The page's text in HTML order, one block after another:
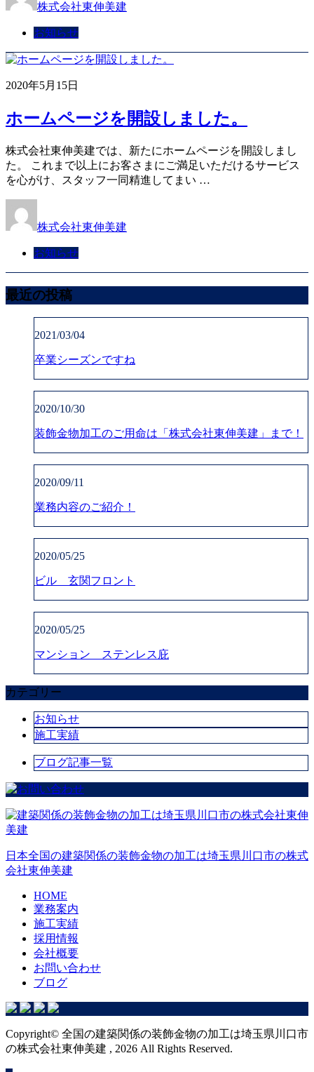
株式会社東伸美建
お知らせ
2020年5月15日
ホームページを開設しました。
株式会社東伸美建では、新たにホームページを開設しまし
た。 これまで以上にお客さまにご満足いただけるサービス
を心がけ、スタッフ一同精進してまい …
株式会社東伸美建
お知らせ
最近の投稿
2021/03/04
卒業シーズンですね
2020/10/30
装飾金物加工のご用命は「株式会社東伸美建」まで！
2020/09/11
業務内容のご紹介！
2020/05/25
ビル 玄関フロント
2020/05/25
マンション ステンレス庇
カテゴリー
お知らせ
施工実績
ブログ記事一覧
日本全国の建築関係の装飾金物の加工は埼玉県川口市の株式
会社東伸美建
HOME
業務案内
施工実績
採用情報
会社概要
お問い合わせ
ブログ
Copyright© 全国の建築関係の装飾金物の加工は埼玉県川口市
の株式会社東伸美建 , 2026 All Rights Reserved.